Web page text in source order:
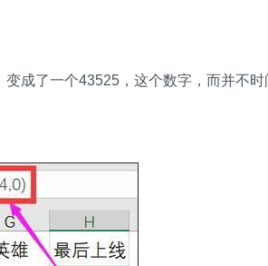
成了一个43525，这个数字，而并不时